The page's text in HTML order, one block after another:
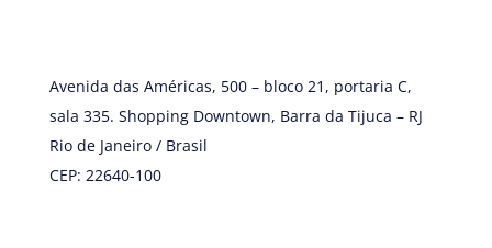
Avenida das Américas, 500 – bloco 21, portaria C,
sala 335. Shopping Downtown, Barra da Tijuca – RJ
Rio de Janeiro / Brasil
CEP: 22640-100